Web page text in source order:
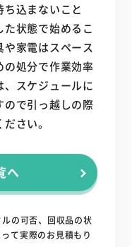
込まないこと
状態で始めるこ
家電はスペース
の処分で作業効率
スケジュールに
ので引っ越しの際
さい。
へ
の可否、回収品の状
て実際のお見積もり